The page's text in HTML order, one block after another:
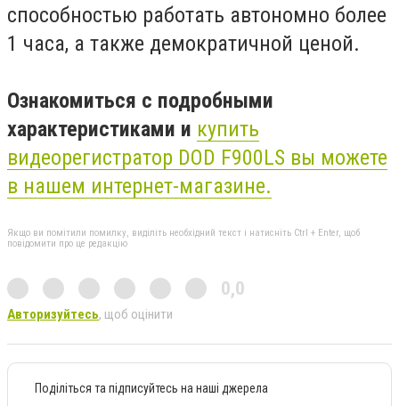
способностью работать автономно более
1 часа, а также демократичной ценой.
Ознакомиться с подробными
характеристиками и купить
видеорегистратор DOD F900LS вы можете
в нашем интернет-магазине.
Якщо ви помітили помилку, виділіть необхідний текст і натисніть Ctrl + Enter, щоб
повідомити про це редакцію
0,0
Авторизуйтесь, щоб оцінити
Поділіться та підписуйтесь на наші джерела